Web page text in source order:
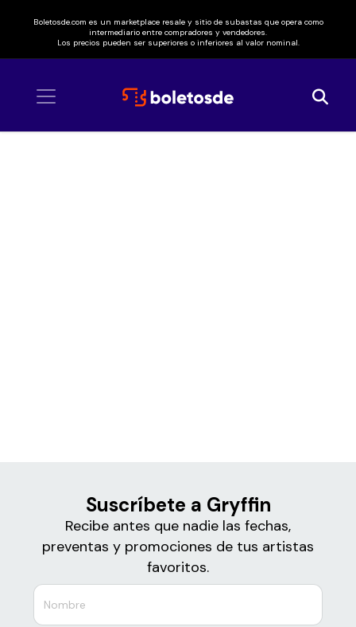
Boletosde.com es un marketplace resale y sitio de subastas que opera como
intermediario entre compradores y vendedores.
Los precios pueden ser superiores o inferiores al valor nominal.
Suscríbete a Gryffin
Recibe antes que nadie las fechas,
preventas y promociones de tus artistas
favoritos.